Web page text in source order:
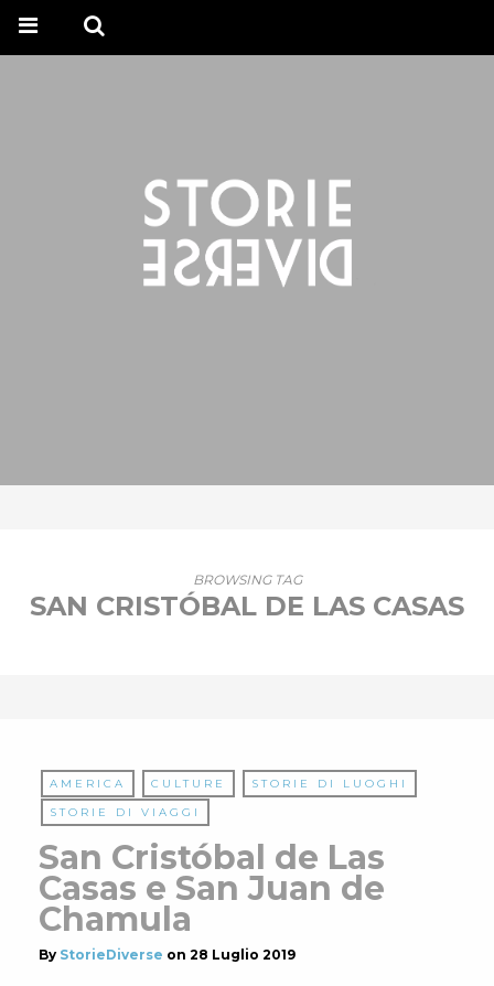
BROWSING TAG
SAN CRISTÓBAL DE LAS CASAS
AMERICA CULTURE
STORIE DI LUOGHI
STORIE DI VIAGGI
San Cristóbal de Las
Casas e San Juan de
Chamula
By StorieDiverse on 28 Luglio 2019